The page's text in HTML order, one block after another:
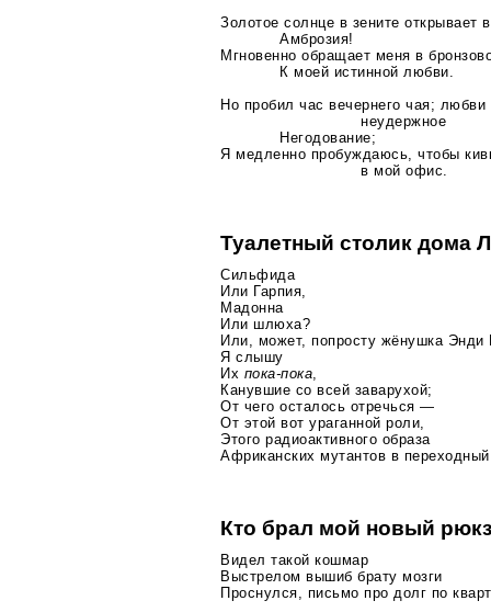
Золотое солнце в зените открывает
Амброзия!
Мгновенно обращает меня в
К моей истинной любви.
Но пробил час вечернего чая;
неудержное
Негодование;
Я медленно пробуждаюсь, чтобы
в мой офис.
Туалетный столик дома
Сильфида
Или Гарпия,
Мадонна
Или шлюха?
Или, может, попросту жёнушка Энди
Я слышу
Их пока-пока,
Канувшие со всей заварухой;
От чего осталось отречься —
От этой вот ураганной роли,
Этого радиоактивного образа
Африканских мутантов в
Кто брал мой новый
Видел такой кошмар
Выстрелом вышиб брату мозги
Проснулся, письмо про долг по